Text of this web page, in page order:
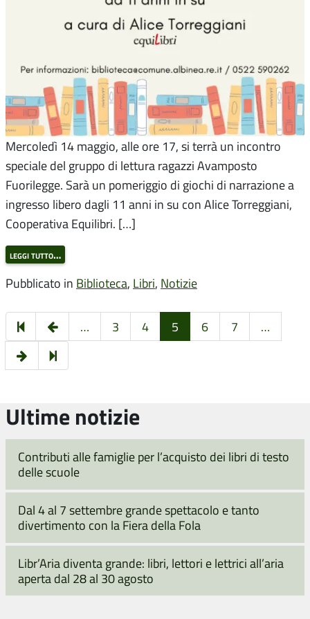
Mercoledì 14 maggio, alle ore 17, si terrà un incontro
speciale del gruppo di lettura ragazzi Avamposto
Fuorilegge. Sarà un pomeriggio di giochi di narrazione a
ingresso libero dagli 11 anni in su con Alice Torreggiani,
Cooperativa Equilibri. […]
leggi tutto…
Pubblicato in Biblioteca, Libri, Notizie
Pagina
precedente
… 3 4 5 6 7
…
Pagina
successiva
18
Ultime notizie
Contributi alle famiglie per l’acquisto dei libri di testo
delle scuole
Dal 4 al 7 settembre grande spettacolo e tanto
divertimento con la Fiera della Fola
Libr’Aria diventa grande: libri, lettori e lettrici all’aria
aperta dal 28 al 30 agosto